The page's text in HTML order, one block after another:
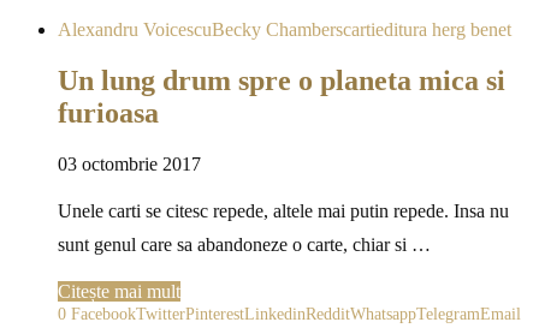
Alexandru VoicescuBecky Chamberscartieditura herg benet
Un lung drum spre o planeta mica si
furioasa
03 octombrie 2017
Unele carti se citesc repede, altele mai putin repede. Insa nu
sunt genul care sa abandoneze o carte, chiar si …
Citește mai mult
0 FacebookTwitterPinterestLinkedinRedditWhatsappTelegramEmail